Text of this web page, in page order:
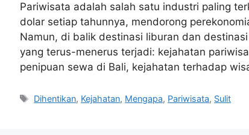
Pariwisata adalah salah satu industri paling
dolar setiap tahunnya, mendorong
Namun, di balik destinasi liburan dan
yang terus-menerus terjadi: kejahatan
penipuan sewa di Bali, kejahatan terhadap
Tags
Dihentikan, Kejahatan, Mengapa, Pariwisata, Sulit